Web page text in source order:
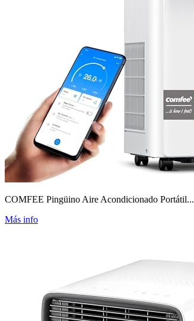
COMFEE Pingüino Aire Acondicionado Portátil...
Más info